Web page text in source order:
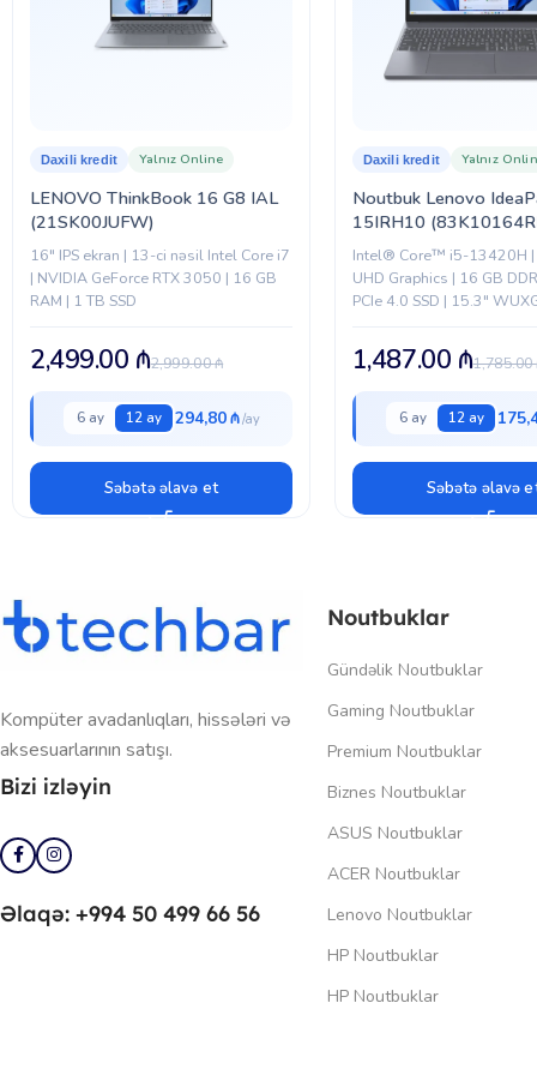
LENOVO ThinkBook 16 G8 IAL
(21SK00JUFW)
Daxili kredit Yalnız Online
16″ IPS ekran | 13-ci nəsil Intel Core i7
| NVIDIA GeForce RTX 3050 | 16 GB
RAM | 1 TB SSD
2,999.00₼
2,499.00 ₼
6 ay 12 ay 294,80 ₼
Səbətə əlavə et
Noutbuk Lenovo
15IRH10
Daxili kredit Yalnız
Intel® Core™ i5-13420H
UHD Graphics | 16 GB
PCIe 4.0 SSD | 15.3"
1,785.00
1,487.00 ₼
6 ay 12 ay
Səbətə əlavə
Kompüter avadanlıqları, hissələri və
aksesuarlarının satışı.
Bizi izləyin
Əlaqə: +994 50 499 66 56
Noutbuklar
Gündəlik Noutbuklar
Gaming Noutbuklar
Premium Noutbuklar
Biznes Noutbuklar
ASUS Noutbuklar
ACER Noutbuklar
Lenovo Noutbuklar
HP Noutbuklar
HP Noutbuklar